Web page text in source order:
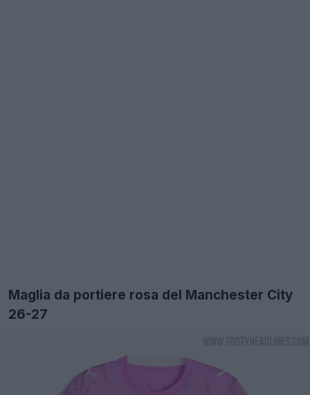
Maglia da portiere rosa del Manchester City
26-27